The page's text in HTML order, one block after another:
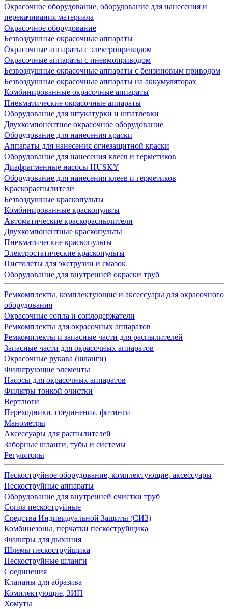
Окрасочное оборудование, оборудование для нанесения и
перекачивания материала
Окрасочное оборудование
Безвоздушные окрасочные аппараты
Окрасочные аппараты с электроприводом
Окрасочные аппараты с пневмоприводом
Безвоздушные окрасочные аппараты с бензиновым приводом
Безвоздушные окрасочные аппараты на аккумуляторах
Комбинированные окрасочные аппараты
Пневматические окрасочные аппараты
Оборудование для штукатурки и шпатлевки
Двухкомпонентное окрасочное оборудование
Оборудование для нанесения краски
Аппараты для нанесения огнезащитной краски
Оборудование для нанесения клеев и герметиков
Диафрагменные насосы HUSKY
Оборудование для нанесения клеев и герметиков
Краскораспылители
Безвоздушные краскопульты
Комбинированные краскопульты
Автоматические краскораспылители
Двухкомпонентные краскопульты
Пневматические краскопульты
Электростатические краскопульты
Пистолеты для экструзии и смазок
Оборудование для внутренней окраски труб
Ремкомплекты, комплектующие и аксессуары для окрасочного
оборудования
Окрасочные сопла и соплодержатели
Ремкомплекты для окрасочных аппаратов
Ремкомплекты и запасные части для распылителей
Запасные части для окрасочных аппаратов
Окрасочные рукава (шланги)
Фильтрующие элементы
Насосы для окрасочных аппаратов
Фильтры тонкой очистки
Вертлюги
Переходники, соединения, фитинги
Манометры
Аксессуары для распылителей
Заборные шланги, тубы и системы
Регуляторы
Пескоструйное оборудование, комплектующие, аксессуары
Пескоструйные аппараты
Оборудование для внутренней очистки труб
Сопла пескоструйные
Средства Индивидуальной Защиты (СИЗ)
Комбинезоны, перчатки пескоструйщика
Фильтры для дыхания
Шлемы пескоструйщика
Пескоструйные шланги
Соединения
Клапаны для абразива
Комплектующие, ЗИП
Хомуты